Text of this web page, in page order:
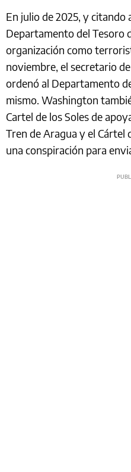
En julio de 2025, y citando
Departamento del Tesoro
organización como
noviembre, el secretario
ordenó al Departamento
mismo. Washington
Cartel de los Soles de
Tren de Aragua y el Cártel
una conspiración para